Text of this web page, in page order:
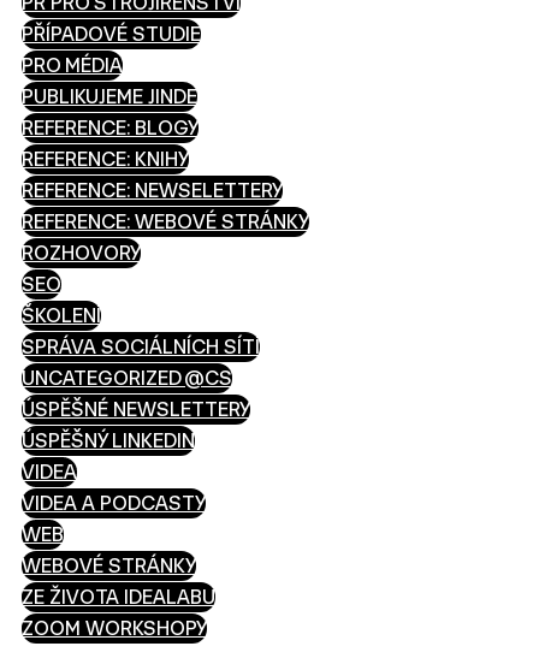
PR PRO STROJÍRENSTVÍ
PŘÍPADOVÉ STUDIE
PRO MÉDIA
PUBLIKUJEME JINDE
REFERENCE: BLOGY
REFERENCE: KNIHY
REFERENCE: NEWSELETTERY
REFERENCE: WEBOVÉ STRÁNKY
ROZHOVORY
SEO
ŠKOLENÍ
SPRÁVA SOCIÁLNÍCH SÍTÍ
UNCATEGORIZED @CS
ÚSPĚŠNÉ NEWSLETTERY
ÚSPĚŠNÝ LINKEDIN
VIDEA
VIDEA A PODCASTY
WEB
WEBOVÉ STRÁNKY
ZE ŽIVOTA IDEALABU
ZOOM WORKSHOPY